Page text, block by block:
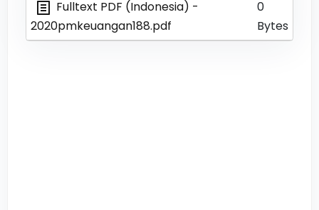
Fulltext PDF (Indonesia) -
2020pmkeuangan188.pdf
0
Bytes